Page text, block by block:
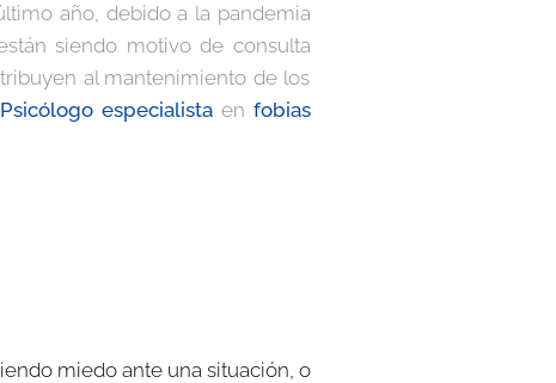
año, debido a la pandemia
siendo motivo de consulta
al mantenimiento de los
Psicólogo especialista en fobias
miedo ante una situación, o